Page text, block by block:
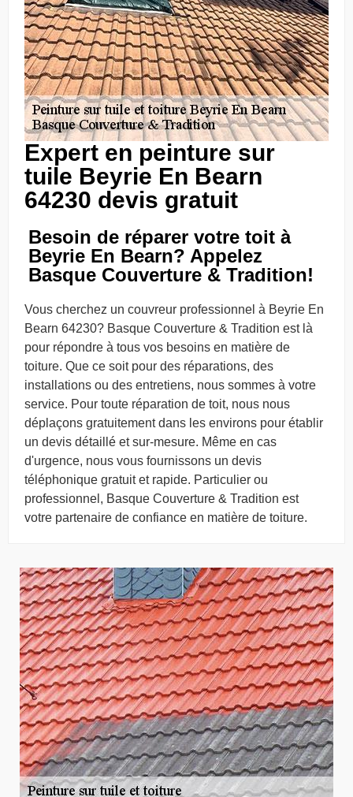
Expert en peinture sur
tuile Beyrie En Bearn
64230 devis gratuit
Besoin de réparer votre toit à
Beyrie En Bearn? Appelez
Basque Couverture & Tradition!
Vous cherchez un couvreur professionnel à Beyrie En
Bearn 64230? Basque Couverture & Tradition est là
pour répondre à tous vos besoins en matière de
toiture. Que ce soit pour des réparations, des
installations ou des entretiens, nous sommes à votre
service. Pour toute réparation de toit, nous nous
déplaçons gratuitement dans les environs pour établir
un devis détaillé et sur-mesure. Même en cas
d'urgence, nous vous fournissons un devis
téléphonique gratuit et rapide. Particulier ou
professionnel, Basque Couverture & Tradition est
votre partenaire de confiance en matière de toiture.